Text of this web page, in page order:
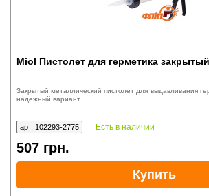
Miol Пистолет для герметика закрытый
Закрытый металлический пистолет для выдавливания
надежный вариант
арт. 102293-2775 Есть в наличии
507 грн.
Купить